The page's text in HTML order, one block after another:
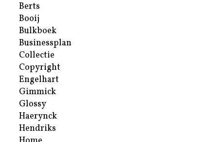
Berts
Booij
Bulkboek
Businessplan
Collectie
Copyright
Engelhart
Gimmick
Glossy
Haerynck
Hendriks